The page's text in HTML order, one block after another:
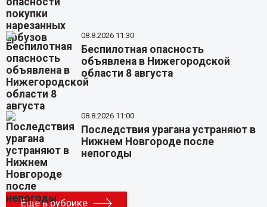
08.8.2026 11:30
Беспилотная опасность
объявлена в Нижегородской
области 8 августа
08.8.2026 11:00
Последствия урагана устраняют в
Нижнем Новгороде после
непогоды
Еще в рубрике